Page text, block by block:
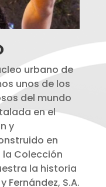
urbano de
unos de los
del mundo
en el
y
en
la Colección
la historia
Fernández, S.A.